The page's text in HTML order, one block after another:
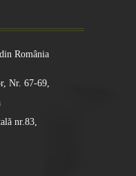
România
Nr. 67-69,
nr.83,